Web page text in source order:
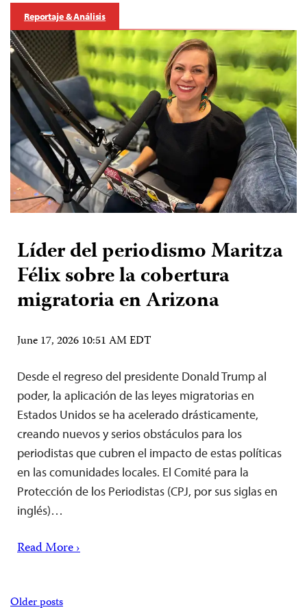
Reportaje & Análisis
Líder del periodismo Maritza
Félix sobre la cobertura
migratoria en Arizona
June 17, 2026 10:51 AM EDT
Desde el regreso del presidente Donald Trump al
poder, la aplicación de las leyes migratorias en
Estados Unidos se ha acelerado drásticamente,
creando nuevos y serios obstáculos para los
periodistas que cubren el impacto de estas políticas
en las comunidades locales. El Comité para la
Protección de los Periodistas (CPJ, por sus siglas en
inglés)…
Read More ›
Older posts